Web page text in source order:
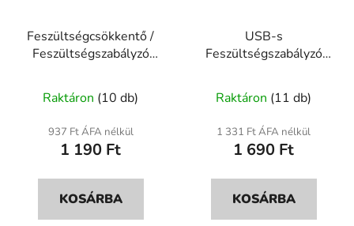
Feszültségcsökkentő /
Feszültségszabályzó
38V-ról 1.25V-36V-ra (
XL4015 )
Raktáron (10 db)
937 Ft ÁFA nélkül
1 190 Ft
KOSÁRBA
USB-s
Feszültségszabályzó
kijelzővel, 3.5V–12V →
1.2V–24V
Raktáron (11 db)
1 331 Ft ÁFA nélkül
1 690 Ft
KOSÁRBA